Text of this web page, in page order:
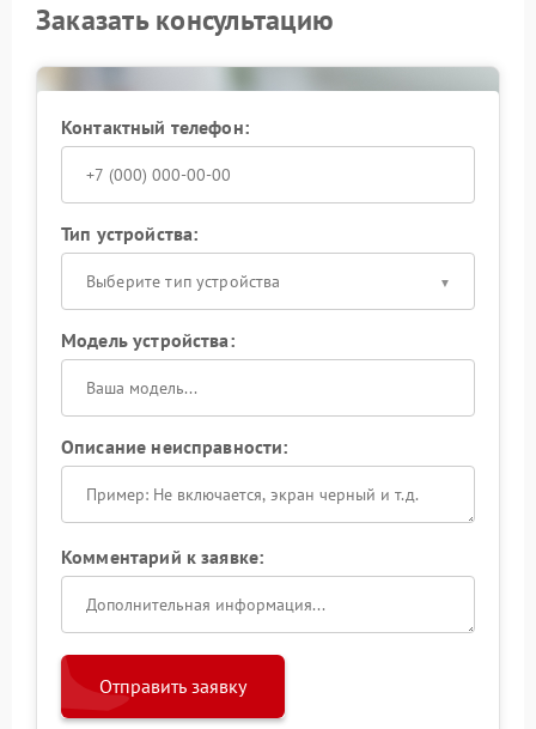
Заказать консультацию
Контактный телефон:
Тип устройства:
Выберите тип устройства
Модель устройства:
Описание неисправности:
Комментарий к заявке:
Отправить заявку